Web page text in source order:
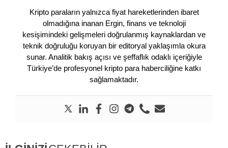
Kripto paraların yalnızca fiyat hareketlerinden ibaret
olmadığına inanan Ergin, finans ve teknoloji
kesişimindeki gelişmeleri doğrulanmış kaynaklardan ve
teknik doğruluğu koruyan bir editoryal yaklaşımla okura
sunar. Analitik bakış açısı ve şeffaflık odaklı içeriğiyle
Türkiye’de profesyonel kripto para haberciliğine katkı
sağlamaktadır.